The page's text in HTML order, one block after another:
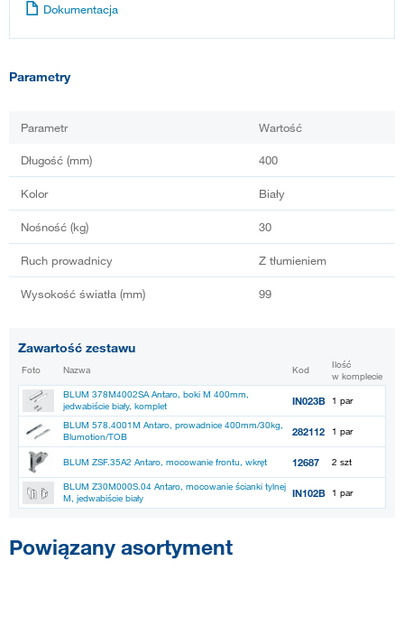
Dokumentacja
Parametry
Parametr Wartość
Długość (mm) 400
Kolor Biały
Nośność (kg) 30
Ruch prowadnicy Z tłumieniem
Wysokość światła (mm) 99
Zawartość zestawu
Foto Nazwa Kod
Ilość
w komplecie
BLUM 378M4002SA Antaro, boki M 400mm,
jedwabiście biały, komplet
IN023B 1 par
BLUM 578.4001M Antaro, prowadnice 400mm/30kg,
Blumotion/TOB
282112 1 par
BLUM ZSF.35A2 Antaro, mocowanie frontu, wkręt 12687 2 szt
BLUM Z30M000S.04 Antaro, mocowanie ścianki tylnej
M, jedwabiście biały
IN102B 1 par
Powiązany asortyment